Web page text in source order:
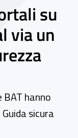
su
via un
hanno
sicura